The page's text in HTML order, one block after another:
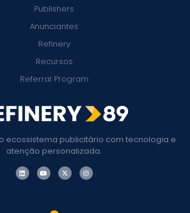
ecossistema publicitário com tecnologia e
atenção personalizada.
Publishers
Anunciantes
Refinery
Recursos
Referral Program